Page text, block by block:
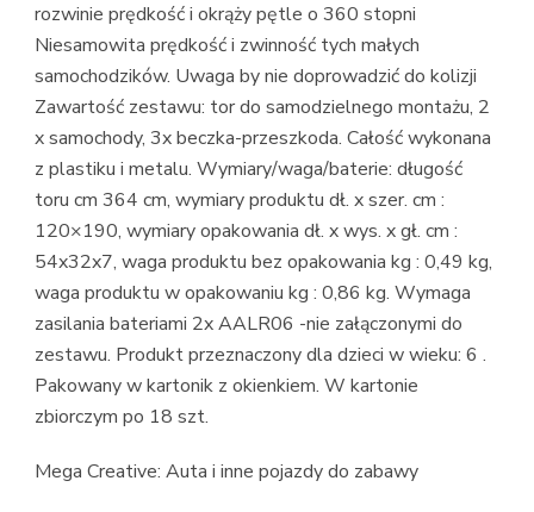
rozwinie prędkość i okrąży pętle o 360 stopni
Niesamowita prędkość i zwinność tych małych
samochodzików. Uwaga by nie doprowadzić do kolizji
Zawartość zestawu: tor do samodzielnego montażu, 2
x samochody, 3x beczka-przeszkoda. Całość wykonana
z plastiku i metalu. Wymiary/waga/baterie: długość
toru cm 364 cm, wymiary produktu dł. x szer. cm :
120×190, wymiary opakowania dł. x wys. x gł. cm :
54x32x7, waga produktu bez opakowania kg : 0,49 kg,
waga produktu w opakowaniu kg : 0,86 kg. Wymaga
zasilania bateriami 2x AALR06 -nie załączonymi do
zestawu. Produkt przeznaczony dla dzieci w wieku: 6 .
Pakowany w kartonik z okienkiem. W kartonie
zbiorczym po 18 szt.
Mega Creative: Auta i inne pojazdy do zabawy